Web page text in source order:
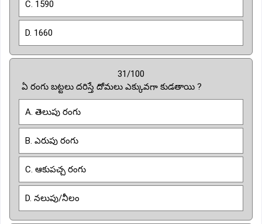
C. 1590
D. 1660
31/100
ఏ రంగు బట్టలు దరిస్తే దోమలు ఎక్కువగా కుడతాయి ?
A. తెలుపు రంగు
B. ఎరుపు రంగు
C. ఆకుపచ్చ రంగు
D. నలుపు/నీలం